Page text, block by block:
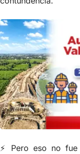
⚡ Pero eso no